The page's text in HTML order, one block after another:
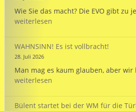
Passport
Wie Sie das macht? Die EVO gibt zu
weiterlesen
WAHNSINN! Es ist vollbracht!
28. Juli 2026
Man mag es kaum glauben, aber
weiterlesen
Bülent startet bei der WM für die